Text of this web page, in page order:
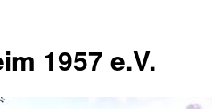
1957 e.V.